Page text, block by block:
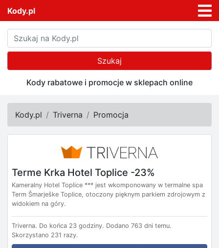
Kody.pl
Szukaj
Kody rabatowe i promocje w sklepach online
Kody.pl Triverna Promocja
Terme Krka Hotel Toplice -23%
Kameralny Hotel Toplice *** jest wkomponowany w termalne spa
Term Šmarješke Toplice, otoczony pięknym parkiem zdrojowym z
widokiem na góry.
Triverna. Do końca 23 godziny. Dodano 763 dni temu.
Skorzystano 231 razy.